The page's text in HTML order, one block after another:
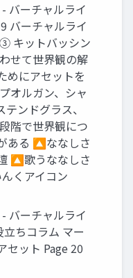
バーチャルライ
バーチャルライ
キットバッシン
せて世界観の解
めにアセットを
オルガン、シャ
ンドグラス、
階で世界観につ
ある 🔼ななしさ
🔼歌うななしさ
くアイコン
バーチャルライ
ちコラム マー
セット Page 20